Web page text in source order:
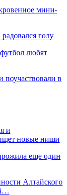
мини-
голу
любят
поучаствовали в
и
новые ниши
еще один
Алтайского